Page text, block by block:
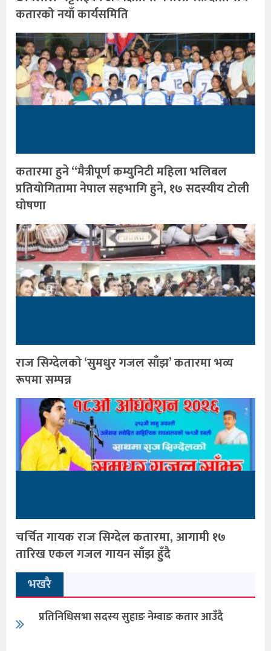
कतारको नयाँ कार्यसमिति
कतारमा हुने “मैत्रीपूर्ण कम्युनिटी महिला भलिबल
प्रतियोगितामा नेपाल सहभागि हुने, १७ सदस्यीय टोली
घोषणा
राज सिग्देलको ‘सुमधुर गजल साँझ’ कतारमा भव्य
रूपमा सम्पन्न
चर्चित गायक राज सिग्देल कतारमा, आगामी १७
तारिख एकल गजल गायन साँझ हुँदै
भखरै
प्रतिनिधिसभा सदस्य सुहाङ नेम्वाङ कतार आउँदै